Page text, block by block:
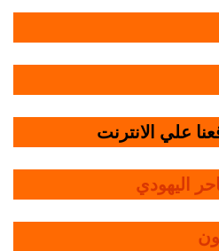
علي الانترنت
اليهودي